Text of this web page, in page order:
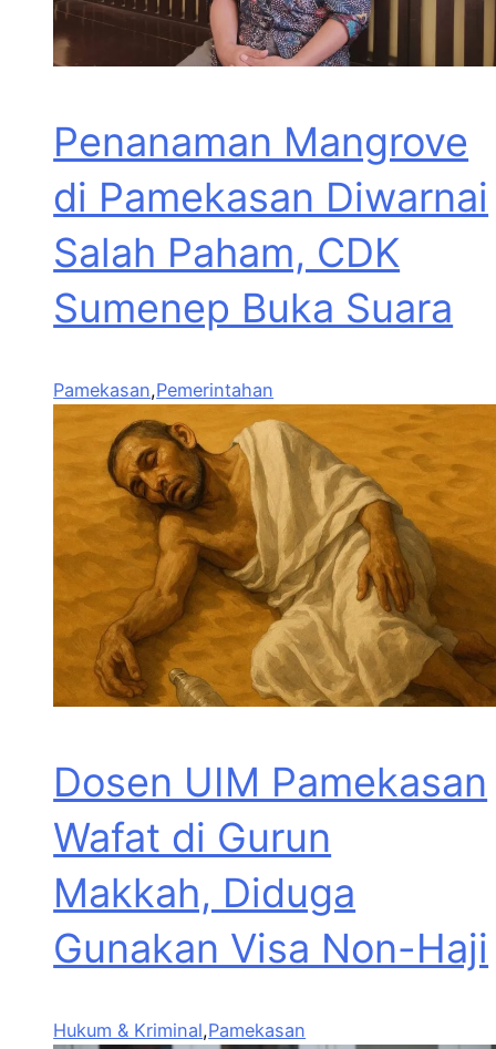
Penanaman Mangrove
di Pamekasan Diwarnai
Salah Paham, CDK
Sumenep Buka Suara
Pamekasan,Pemerintahan
Dosen UIM Pamekasan
Wafat di Gurun
Makkah, Diduga
Gunakan Visa Non-Haji
Hukum & Kriminal,Pamekasan